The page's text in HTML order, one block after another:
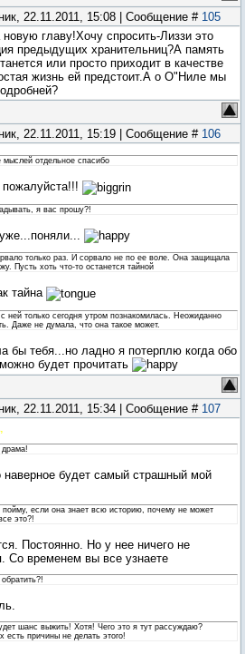
22.11.2011, 15:08 | Сообщение # 105
главу!Хочу спросить-Лиззи это
предыдущих хранительниц?А память
или просто приходит в качестве
жизнь ей предстоит.А о О"Ниле мы
22.11.2011, 15:19 | Сообщение # 106
мыслей отдельное спасибо
я вас прошу?!
только раз. И сорвало не по ее воле. Она защищала
Пусть хоть что-то останется тайной
тайна
ней только сегодня утром познакомилась. Неожиданно
Даже не думала, что она такое может.
бы тебя...но ладно я потерплю когда обо
будет прочитать
22.11.2011, 15:34 | Сообщение # 107
,
драма!
наверное будет самый страшный мой
пойму, если она знает всю историю, почему не может
это?!
Постоянно. Но у нее ничего не
Со временем вы все узнаете
шанс выжить! Хотя! Чего это я тут рассуждаю?
есть причины не делать этого!